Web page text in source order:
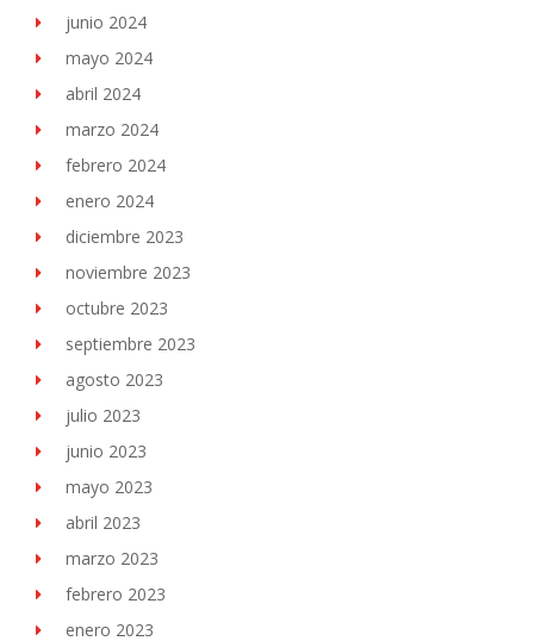
junio 2024
mayo 2024
abril 2024
marzo 2024
febrero 2024
enero 2024
diciembre 2023
noviembre 2023
octubre 2023
septiembre 2023
agosto 2023
julio 2023
junio 2023
mayo 2023
abril 2023
marzo 2023
febrero 2023
enero 2023